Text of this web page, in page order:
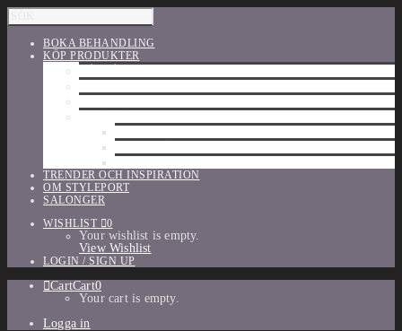
BOKA BEHANDLING
KÖP PRODUKTER
TRENDER OCH INSPIRATION
OM STYLEPORT
SALONGER
WISHLIST
0
Your wishlist is empty.
View Wishlist
LOGIN / SIGN UP
CartCart0
Your cart is empty.
Logga in